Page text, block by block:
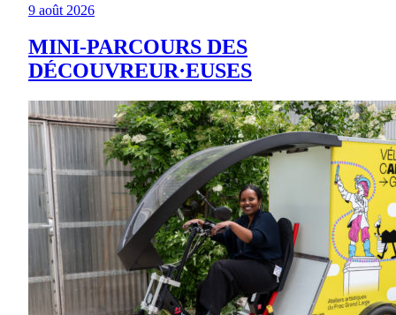
9 août 2026
MINI-PARCOURS DES
DÉCOUVREUR·EUSES